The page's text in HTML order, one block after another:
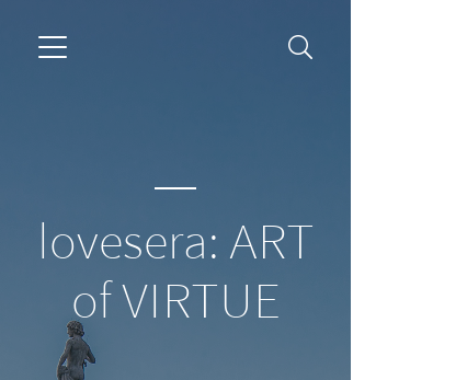
lovesera: ART
of VIRTUE